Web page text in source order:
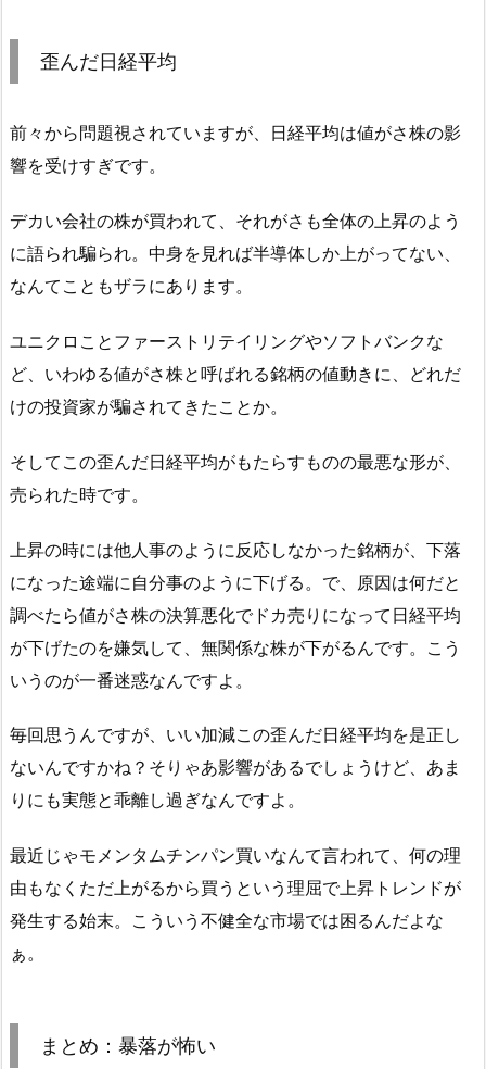
歪んだ日経平均
前々から問題視されていますが、日経平均は値がさ株の影
響を受けすぎです。
デカい会社の株が買われて、それがさも全体の上昇のよう
に語られ騙られ。中身を見れば半導体しか上がってない、
なんてこともザラにあります。
ユニクロことファーストリテイリングやソフトバンクな
ど、いわゆる値がさ株と呼ばれる銘柄の値動きに、どれだ
けの投資家が騙されてきたことか。
そしてこの歪んだ日経平均がもたらすものの最悪な形が、
売られた時です。
上昇の時には他人事のように反応しなかった銘柄が、下落
になった途端に自分事のように下げる。で、原因は何だと
調べたら値がさ株の決算悪化でドカ売りになって日経平均
が下げたのを嫌気して、無関係な株が下がるんです。こう
いうのが一番迷惑なんですよ。
毎回思うんですが、いい加減この歪んだ日経平均を是正し
ないんですかね？そりゃあ影響があるでしょうけど、あま
りにも実態と乖離し過ぎなんですよ。
最近じゃモメンタムチンパン買いなんて言われて、何の理
由もなくただ上がるから買うという理屈で上昇トレンドが
発生する始末。こういう不健全な市場では困るんだよな
ぁ。
まとめ：暴落が怖い